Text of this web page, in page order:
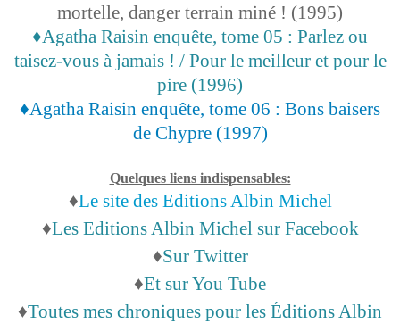
mortelle, danger terrain miné ! (1995)
♦Agatha Raisin enquête, tome 05 : Parlez ou
taisez-vous à jamais ! / Pour le meilleur et pour le
pire (1996)
♦Agatha Raisin enquête, tome 06 : Bons baisers
de Chypre (1997)
Quelques liens indispensables:
♦Le site des Editions Albin Michel
♦Les Editions Albin Michel sur Facebook
♦Sur Twitter
♦Et sur You Tube
♦Toutes mes chroniques pour les Éditions Albin